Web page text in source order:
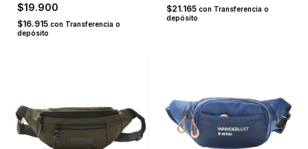
$19.900
$16.915 con Transferencia o
depósito
$21.165 con Transferencia o
depósito